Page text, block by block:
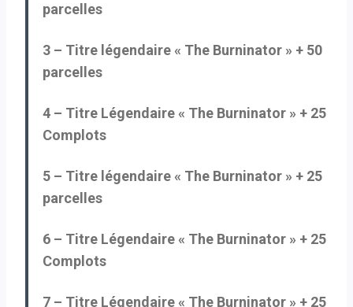
parcelles
3 – Titre légendaire « The Burninator » + 50
parcelles
4 – Titre Légendaire « The Burninator » + 25
Complots
5 – Titre légendaire « The Burninator » + 25
parcelles
6 – Titre Légendaire « The Burninator » + 25
Complots
7 – Titre Légendaire « The Burninator » + 25